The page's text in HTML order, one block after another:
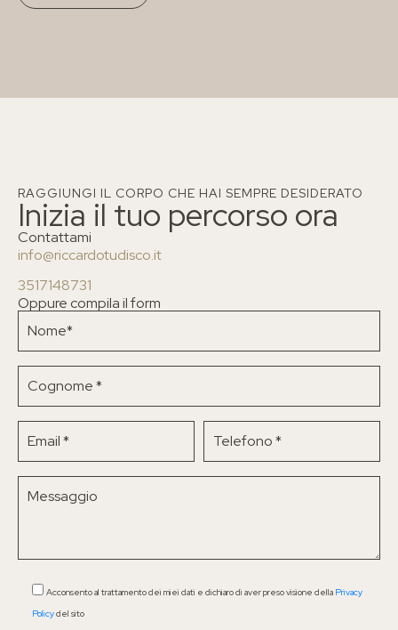
RAGGIUNGI IL CORPO CHE HAI SEMPRE DESIDERATO
Inizia il tuo percorso ora
Contattami
info@riccardotudisco.it
3517148731
Oppure compila il form
Acconsento al trattamento dei miei dati e dichiaro di aver preso visione della Privacy
Policydel sito